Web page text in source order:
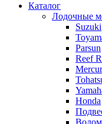
Каталог
Лодочные
Suzuki
Parsun
Reef
Honda